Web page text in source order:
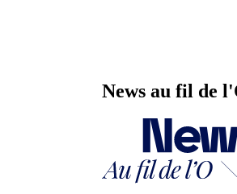
News au fil de